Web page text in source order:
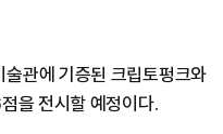
관에 기증된 크립토펑크와
을 전시할 예정이다.